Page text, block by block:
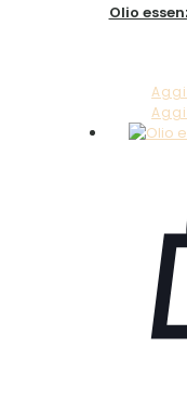
Olio